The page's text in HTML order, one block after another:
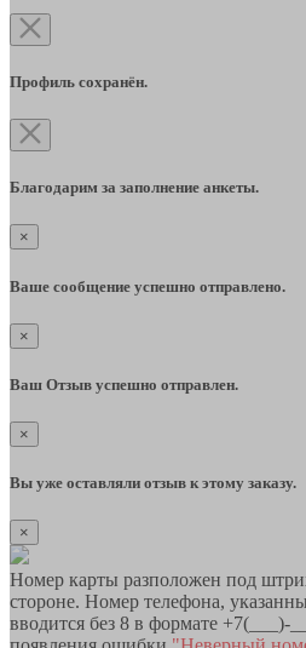
Профиль сохранён.
Благодарим за заполнение анкеты.
×
Ваше сообщение успешно отправлено.
×
Ваш Отзыв успешно отправлен.
×
Вы уже оставляли отзыв к этому заказу.
×
Номер карты разположен под
стороне. Номер телефона,
вводится без 8 в формате +7(___)-